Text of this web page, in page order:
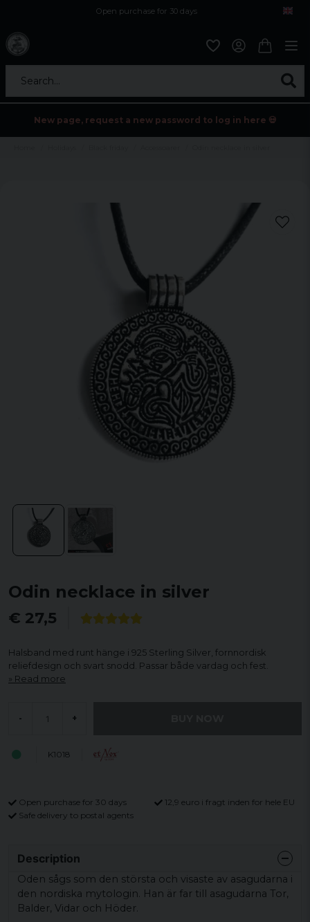
Open purchase for 30 days
Search...
New page, request a new password to log in here 💀
Odin necklace in silver
€ 27,5
Halsband med runt hänge i 925 Sterling Silver, fornnordisk
reliefdesign och svart snodd. Passar både vardag och fest.
Read more
- +
K1018
Open purchase for 30 days
12,9 euro i fragt inden for hele EU
Safe delivery to postal agents
Description
Oden sågs som den största och visaste av asagudarna i
den nordiska mytologin. Han är far till asagudarna Tor,
Balder, Vidar och Höder.